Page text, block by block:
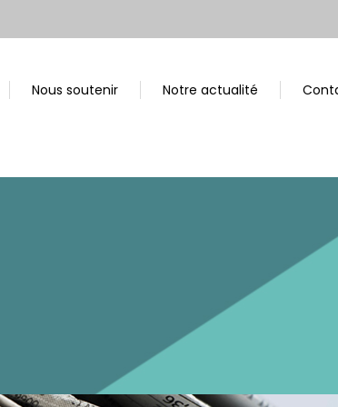
Nous soutenir Notre actualité